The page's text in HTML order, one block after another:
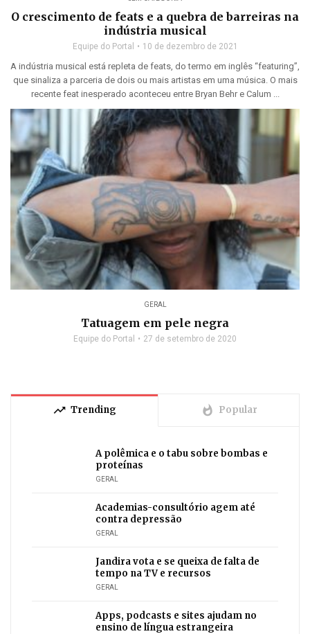
O crescimento de feats e a quebra de barreiras na
indústria musical
Equipe do Portal 10 de dezembro de 2021
A indústria musical está repleta de feats, do termo em inglês “featuring”,
que sinaliza a parceria de dois ou mais artistas em uma música. O mais
recente feat inesperado aconteceu entre Bryan Behr e Calum ...
GERAL
Tatuagem em pele negra
Equipe do Portal 27 de setembro de 2020
trending_up Trending whatshot Popular
A polêmica e o tabu sobre bombas e
proteínas
GERAL
Academias-consultório agem até
contra depressão
GERAL
Jandira vota e se queixa de falta de
tempo na TV e recursos
GERAL
Apps, podcasts e sites ajudam no
ensino de língua estrangeira